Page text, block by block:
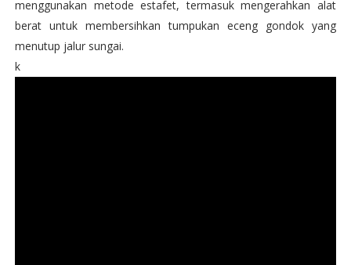
menggunakan metode estafet, termasuk mengerahkan alat
berat untuk membersihkan tumpukan eceng gondok yang
menutup jalur sungai.
k